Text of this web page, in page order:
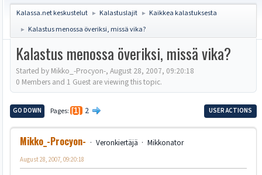
Kalassa.net keskustelut ► Kalastuslajit ► Kaikkea kalastuksesta
► Kalastus menossa överiksi, missä vika?
Kalastus menossa överiksi, missä vika?
Started by Mikko_-Procyon-, August 28, 2007, 09:20:18
0 Members and 1 Guest are viewing this topic.
GO DOWN Pages 1 2 USER ACTIONS
Mikko_-Procyon- Veronkiertäjä Mikkonator
August 28, 2007, 09:20:18